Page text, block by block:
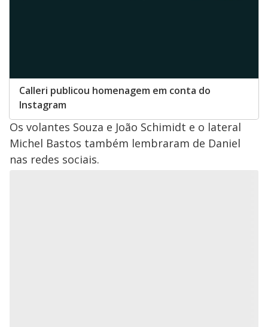
Calleri publicou homenagem em conta do
Instagram
Os volantes Souza e João Schimidt e o lateral
Michel Bastos também lembraram de Daniel
nas redes sociais.